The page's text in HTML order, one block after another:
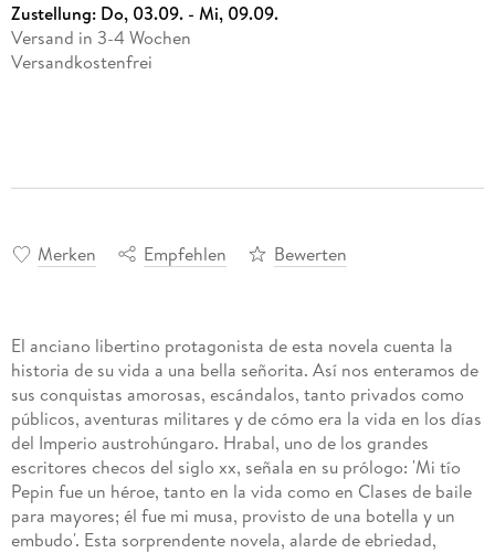
Zustellung: Do, 03.09. - Mi, 09.09.
Versand in 3-4 Wochen
Versandkostenfrei
Merken Empfehlen Bewerten
El anciano libertino protagonista de esta novela cuenta la
historia de su vida a una bella señorita. Así nos enteramos de
sus conquistas amorosas, escándalos, tanto privados como
públicos, aventuras militares y de cómo era la vida en los días
del Imperio austrohúngaro. Hrabal, uno de los grandes
escritores checos del siglo xx, señala en su prólogo: 'Mi tío
Pepin fue un héroe, tanto en la vida como en Clases de baile
para mayores; él fue mi musa, provisto de una botella y un
embudo'. Esta sorprendente novela, alarde de ebriedad,